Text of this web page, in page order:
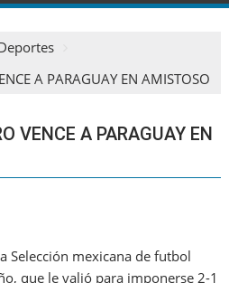
A PARAGUAY EN AMISTOSO
VENCE A PARAGUAY EN
Selección mexicana de futbol
que le valió para imponerse 2-1